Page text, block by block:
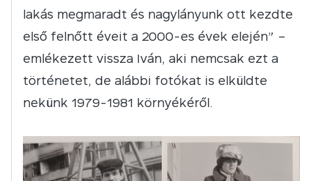
lakás megmaradt és nagylányunk ott kezdte
első felnőtt éveit a 2000-es évek elején” –
emlékezett vissza Iván, aki nemcsak ezt a
történetet, de alábbi fotókat is elküldte
nekünk 1979-1981 környékéről.